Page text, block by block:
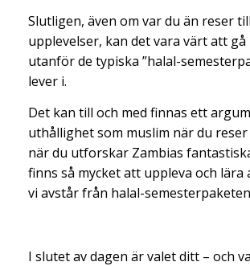
Slutligen, även om var du än reser
upplevelser, kan det vara värt att
utanför de typiska ”halal-
lever i.
Det kan till och med finnas ett
uthållighet som muslim när du
när du utforskar Zambias
finns så mycket att uppleva och
vi avstår från halal-
I slutet av dagen är valet ditt – och